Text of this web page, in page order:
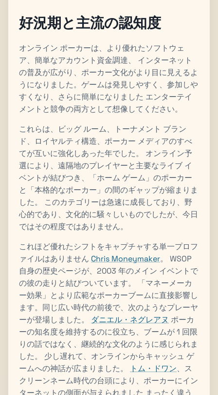
好況期と主流の認知度
オンライン ポーカーは、より優れたソフトウェ
ア、簡単なアカウント資金調達、 インターネット
の普及が広がり、ポーカー文化がより目に見えるよ
うになりました。ゲームは発見しやすく、参加しや
すくなり、さらに簡単になりました エンターテイ
メントと競争の両方として想像してください。
これらは、ビッグ ルーム、トーナメント ブラン
ド、ロイヤルティ構造、ポーカー メディアのすべ
てが互いに強化しあった年でした。 オンライン予
選により、遠隔地のプレイヤーと主要なライブ イ
ベントが結びつき、「ホーム ゲーム」のポーカー
と「本格的なポーカー」の間のギャップが縮まりま
した。 このカテゴリーは急速に成長しており、野
心的であり、文化的に騒々しいものでしたが、今日
ではその程度ではありません。
これほど優れたシフトをキャプチャする単一プロフ
ァイルはありません Chris Moneymaker。 WSOP
自身の歴史ページが、2003 年のメイン イベントで
の彼の走りと結びついています。 「マネーメーカ
ー効果」とより広範なポーカーブームに直接影響し
ます。同じ広い時代の前後で、次のようなプレーヤ
ーが登場しました。 ダニエル・ネグレアヌ ポーカ
ーの知名度を維持するのに役立ち、ブームが 1 回限
りの話ではなく、継続的な文化のように感じられま
した。 少し遅れて、オンラインからキャッシュ ゲ
ームへの神話が広まりました。
トム・ドワン、ス
クリーンネーム時代の台頭により、ポーカーにイン
ターネットの側面が与えられました まったく違う